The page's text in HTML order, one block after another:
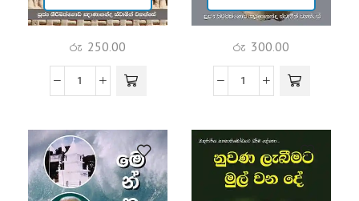
රු 250.00 රු 300.00